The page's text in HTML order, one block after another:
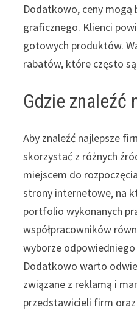
Dodatkowo, ceny mogą
graficznego. Klienci
gotowych produktów.
rabatów, które często
Gdzie znaleźć
Aby znaleźć najlepsze
skorzystać z różnych
miejscem do
strony internetowe, na
portfolio wykonanych
współpracowników
wyborze
Dodatkowo warto
związane z reklamą i
przedstawicieli firm oraz